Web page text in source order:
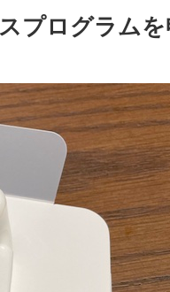
プログラムを